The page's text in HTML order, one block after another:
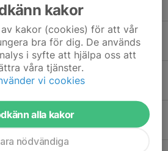
5
4
3
kakor
kakor (cookies) för att vår
bra för dig. De används
i syfte att hjälpa oss att
våra tjänster.
vi cookies
alla kakor
nödvändiga